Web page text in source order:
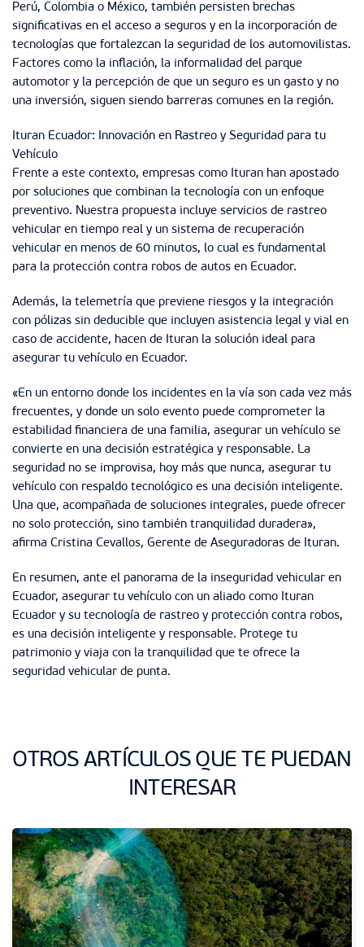
Perú, Colombia o México, también persisten brechas
significativas en el acceso a seguros y en la incorporación de
tecnologías que fortalezcan la seguridad de los automovilistas.
Factores como la inflación, la informalidad del parque
automotor y la percepción de que un seguro es un gasto y no
una inversión, siguen siendo barreras comunes en la región.
Ituran Ecuador: Innovación en Rastreo y Seguridad para tu
Vehículo
Frente a este contexto, empresas como Ituran han apostado
por soluciones que combinan la tecnología con un enfoque
preventivo. Nuestra propuesta incluye servicios de rastreo
vehicular en tiempo real y un sistema de recuperación
vehicular en menos de 60 minutos, lo cual es fundamental
para la protección contra robos de autos en Ecuador.
Además, la telemetría que previene riesgos y la integración
con pólizas sin deducible que incluyen asistencia legal y vial en
caso de accidente, hacen de Ituran la solución ideal para
asegurar tu vehículo en Ecuador.
«En un entorno donde los incidentes en la vía son cada vez más
frecuentes, y donde un solo evento puede comprometer la
estabilidad financiera de una familia, asegurar un vehículo se
convierte en una decisión estratégica y responsable. La
seguridad no se improvisa, hoy más que nunca, asegurar tu
vehículo con respaldo tecnológico es una decisión inteligente.
Una que, acompañada de soluciones integrales, puede ofrecer
no solo protección, sino también tranquilidad duradera»,
afirma Cristina Cevallos, Gerente de Aseguradoras de Ituran.
En resumen, ante el panorama de la inseguridad vehicular en
Ecuador, asegurar tu vehículo con un aliado como Ituran
Ecuador y su tecnología de rastreo y protección contra robos,
es una decisión inteligente y responsable. Protege tu
patrimonio y viaja con la tranquilidad que te ofrece la
seguridad vehicular de punta.
OTROS ARTÍCULOS QUE TE PUEDAN
INTERESAR